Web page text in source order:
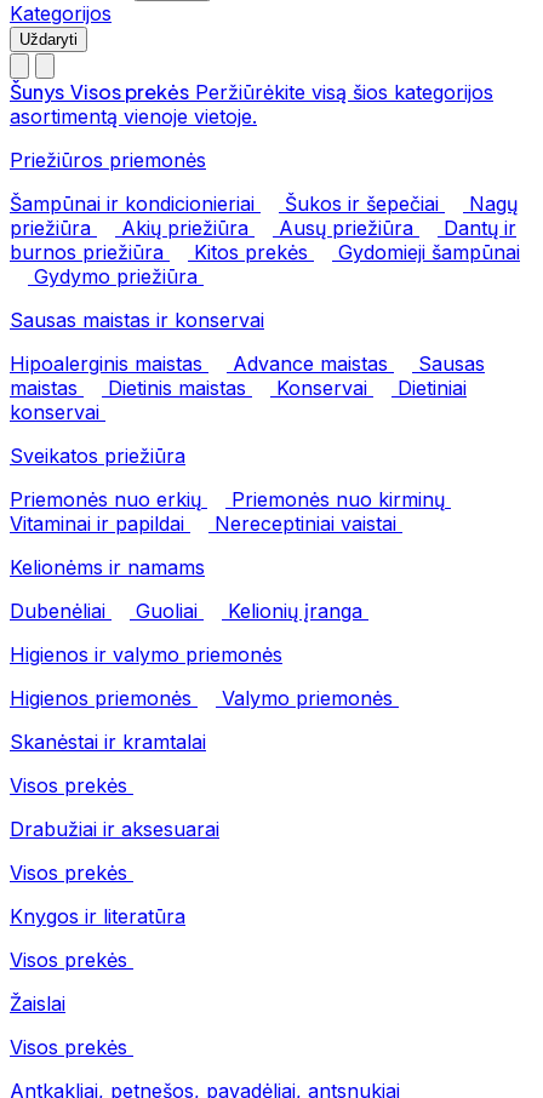
Kategorijos
Uždaryti
Šunys Visos prekės Peržiūrėkite visą šios kategorijos
asortimentą vienoje vietoje.
Priežiūros priemonės
Šampūnai ir kondicionieriai
Šukos ir šepečiai
Nagų
priežiūra
Akių priežiūra Ausų priežiūra
Dantų ir
burnos priežiūra
Kitos prekės
Gydomieji šampūnai
Gydymo priežiūra
Sausas maistas ir konservai
Hipoalerginis maistas
Advance maistas
Sausas
maistas
Dietinis maistas Konservai
Dietiniai
konservai
Sveikatos priežiūra
Priemonės nuo erkių
Priemonės nuo kirminų
Vitaminai ir papildai
Nereceptiniai vaistai
Kelionėms ir namams
Dubenėliai
Guoliai
Kelionių įranga
Higienos ir valymo priemonės
Higienos priemonės
Valymo priemonės
Skanėstai ir kramtalai
Visos prekės
Drabužiai ir aksesuarai
Visos prekės
Knygos ir literatūra
Visos prekės
Žaislai
Visos prekės
Antkakliai, petnešos, pavadėliai, antsnukiai